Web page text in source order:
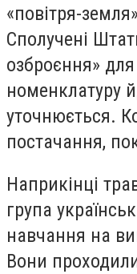
«повітря-
Сполучені
озброєння»
номенклатуру
уточнюється.
постачання,
Наприкінці
група
навчання на
Вони